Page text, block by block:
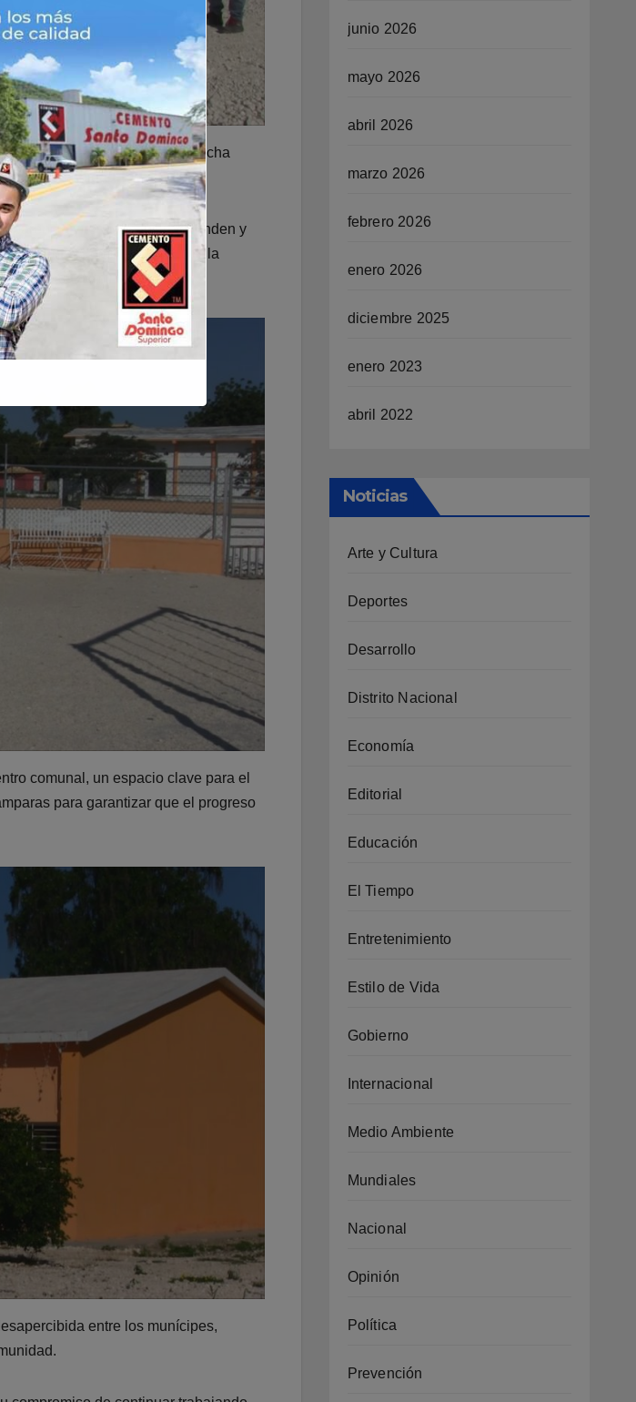
al destacar que la futura cancha
la comunidad.
y responsabilidad, rinden y
la gente. Como ejemplo, citó la
bajo su administración.
comunal, un espacio clave para el
para garantizar que el progreso
entre los munícipes,
junio 2026
mayo 2026
abril 2026
marzo 2026
febrero 2026
enero 2026
diciembre 2025
enero 2023
abril 2022
Noticias
Arte y Cultura
Deportes
Desarrollo
Distrito Nacional
Economía
Editorial
Educación
El Tiempo
Entretenimiento
Estilo de Vida
Gobierno
Internacional
Medio Ambiente
Mundiales
Nacional
Opinión
Política
Prevención